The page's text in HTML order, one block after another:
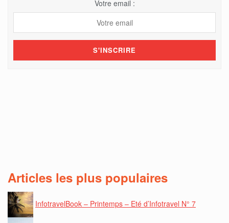
Votre email :
Articles les plus populaires
InfotravelBook – Printemps – Eté d’Infotravel N° 7